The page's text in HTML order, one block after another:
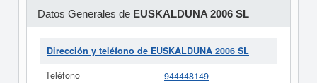
Datos Generales de EUSKALDUNA 2006 SL
Dirección y teléfono de EUSKALDUNA 2006 SL
Teléfono
944448149